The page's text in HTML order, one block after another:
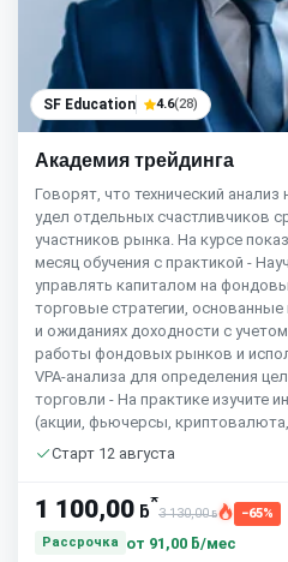
SF Education 4.6(28)
Академия трейдинга
Говорят, что технический анализ
удел отдельных счастливчиков
участников рынка. На курсе
месяц обучения c практикой -
управлять капиталом на
торговые стратегии,
и ожиданиях доходности с
работы фондовых рынков и
VPA-анализа для определения
торговли - На практике изучите
(акции, фьючерсы,
Старт 12 августа
1 100,00 ƃ*
3 130,00ƃ
−65%
Рассрочка
от 91,00 ƃ/мес